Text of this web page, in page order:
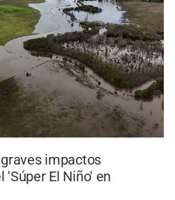
impactos
El Niño' en